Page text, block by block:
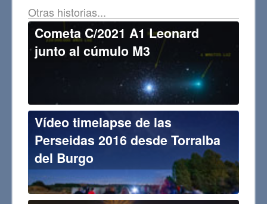
Otras historias...
Cometa C/2021 A1 Leonard
junto al cúmulo M3
Vídeo timelapse de las
Perseidas 2016 desde Torralba
del Burgo